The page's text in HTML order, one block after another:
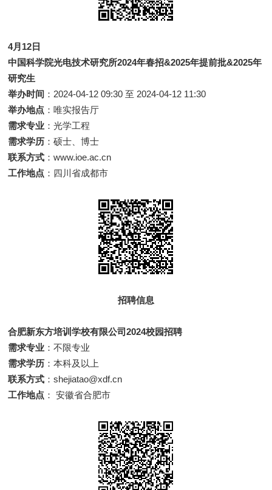
4月12日
中国科学院光电技术研究所2024年春招&2025年提前批&2025年
研究生
举办时间 ：2024-04-12 09:30 至 2024-04-12 11:30
举办地点 ：唯实报告厅
需求专业 ：光学工程
需求学历 ：硕士、博士
联系方式 ：www.ioe.ac.cn
工作地点 ：四川省成都市
招聘信息
合肥新东方培训学校有限公司2024校园招聘
需求专业 ：不限专业
需求学历 ：本科及以上
联系方式 ：shejiatao@xdf.cn
工作地点 ： 安徽省合肥市